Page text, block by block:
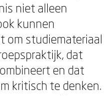
niet alleen
kunnen
om studiemateriaal
dat
en dat
kritisch te denken.